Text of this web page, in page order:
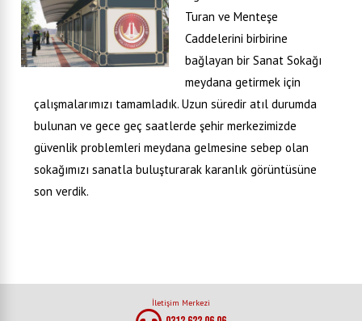
Turan ve Menteşe
Caddelerini birbirine
bağlayan bir Sanat Sokağı
meydana getirmek için
çalışmalarımızı tamamladık. Uzun süredir atıl durumda
bulunan ve gece geç saatlerde şehir merkezimizde
güvenlik problemleri meydana gelmesine sebep olan
sokağımızı sanatla buluşturarak karanlık görüntüsüne
son verdik.
İletişim Merkezi